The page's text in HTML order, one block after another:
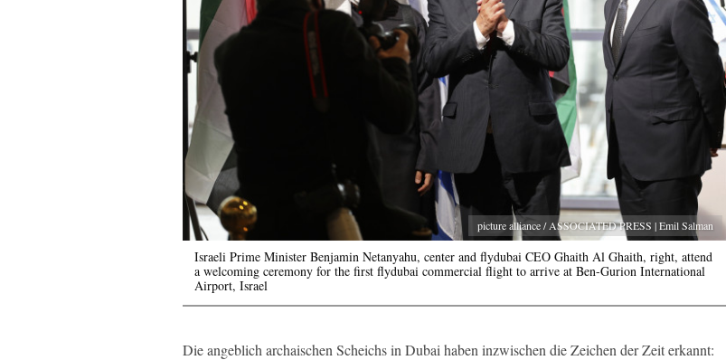
picture alliance / ASSOCIATED PRESS | Emil Salman
Israeli Prime Minister Benjamin Netanyahu, center and flydubai CEO Ghaith Al Ghaith, right, attend
a welcoming ceremony for the first flydubai commercial flight to arrive at Ben-Gurion International
Airport, Israel
Die angeblich archaischen Scheichs in Dubai haben inzwischen die Zeichen der Zeit erkannt: